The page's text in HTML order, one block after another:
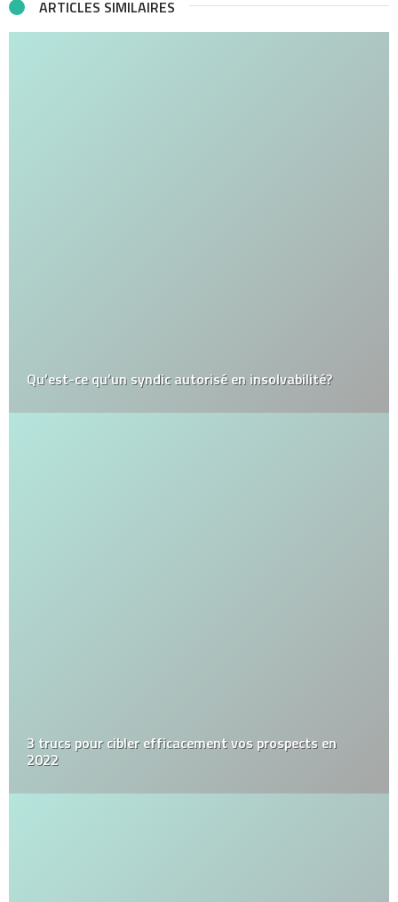
ARTICLES SIMILAIRES
Qu’est-ce qu’un syndic autorisé en insolvabilité?
3 trucs pour cibler efficacement vos prospects en
2022